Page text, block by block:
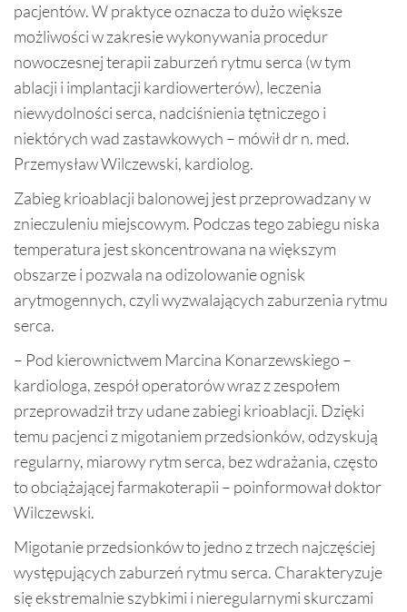
pacjentów. W praktyce oznacza to dużo większe
możliwości w zakresie wykonywania procedur
nowoczesnej terapii zaburzeń rytmu serca (w tym
ablacji i implantacji kardiowerterów), leczenia
niewydolności serca, nadciśnienia tętniczego i
niektórych wad zastawkowych – mówił dr n. med.
Przemysław Wilczewski, kardiolog.
Zabieg krioablacji balonowej jest przeprowadzany w
znieczuleniu miejscowym. Podczas tego zabiegu niska
temperatura jest skoncentrowana na większym
obszarze i pozwala na odizolowanie ognisk
arytmogennych, czyli wyzwalających zaburzenia rytmu
serca.
– Pod kierownictwem Marcina Konarzewskiego –
kardiologa, zespół operatorów wraz z zespołem
przeprowadził trzy udane zabiegi krioablacji. Dzięki
temu pacjenci z migotaniem przedsionków, odzyskują
regularny, miarowy rytm serca, bez wdrażania, często
to obciążającej farmakoterapii – poinformował doktor
Wilczewski.
Migotanie przedsionków to jedno z trzech najczęściej
występujących zaburzeń rytmu serca. Charakteryzuje
się ekstremalnie szybkimi i nieregularnymi skurczami